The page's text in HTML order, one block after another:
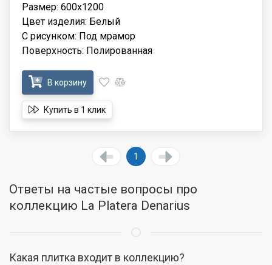
Размер: 600x1200
Цвет изделия: Белый
С рисунком: Под мрамор
Поверхность: Полированная
В корзину
Купить в 1 клик
1
Ответы на частые вопросы про
коллекцию La Platera Denarius
Какая плитка входит в коллекцию?